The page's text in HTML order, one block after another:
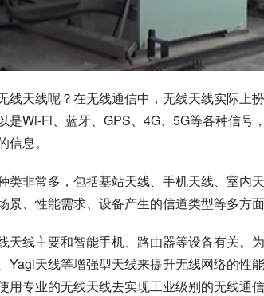
线天线呢？在无线通信中，无线天线实际上
是Wi-Fi、蓝牙、GPS、4G、5G等各种信号
息。
类非常多，包括基站天线、手机天线、室内
景、性能需求、设备产生的信道类型等多方面
天线主要和智能手机、路由器等设备有关。
Yagi天线等增强型天线来提升无线网络的性
用专业的无线天线去实现工业级别的无线通信